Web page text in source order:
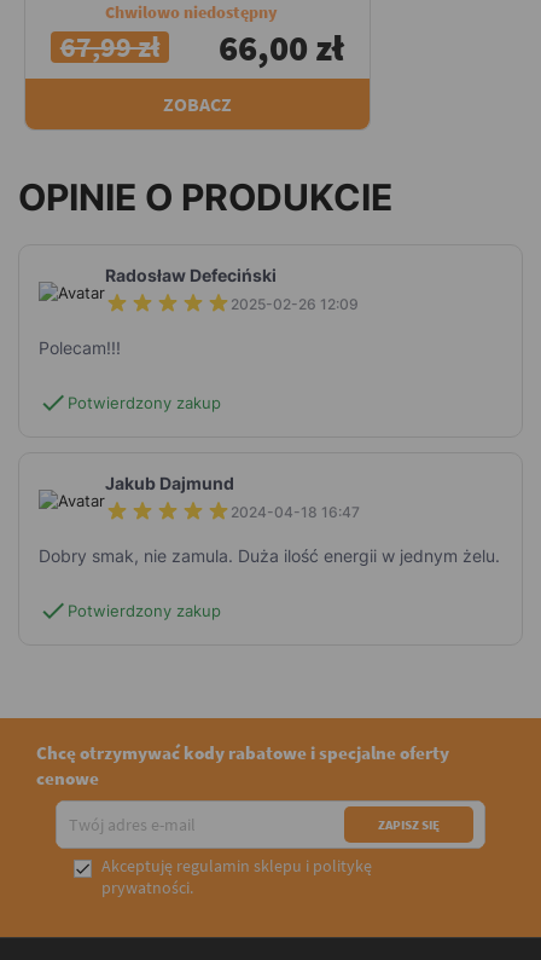
Chwilowo niedostępny
67,99 zł 66,00 zł
ZOBACZ
OPINIE O PRODUKCIE
Radosław Defeciński
2025-02-26 12:09
Polecam!!!
check Potwierdzony zakup
Jakub Dajmund
2024-04-18 16:47
Dobry smak, nie zamula. Duża ilość energii w jednym żelu.
check Potwierdzony zakup
Chcę otrzymywać kody rabatowe i specjalne oferty
cenowe
 Akceptuję regulamin sklepu i politykę
prywatności.